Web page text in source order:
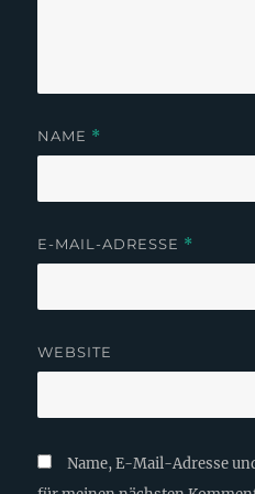
NAME *
E-MAIL-ADRESSE *
WEBSITE
Name, E-Mail-Adresse